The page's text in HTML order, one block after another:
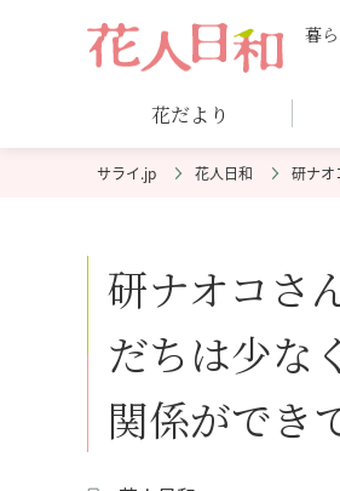
暮
花だより
花人日和 研ナオ
研ナオコさ
だちは少な
関係ができ